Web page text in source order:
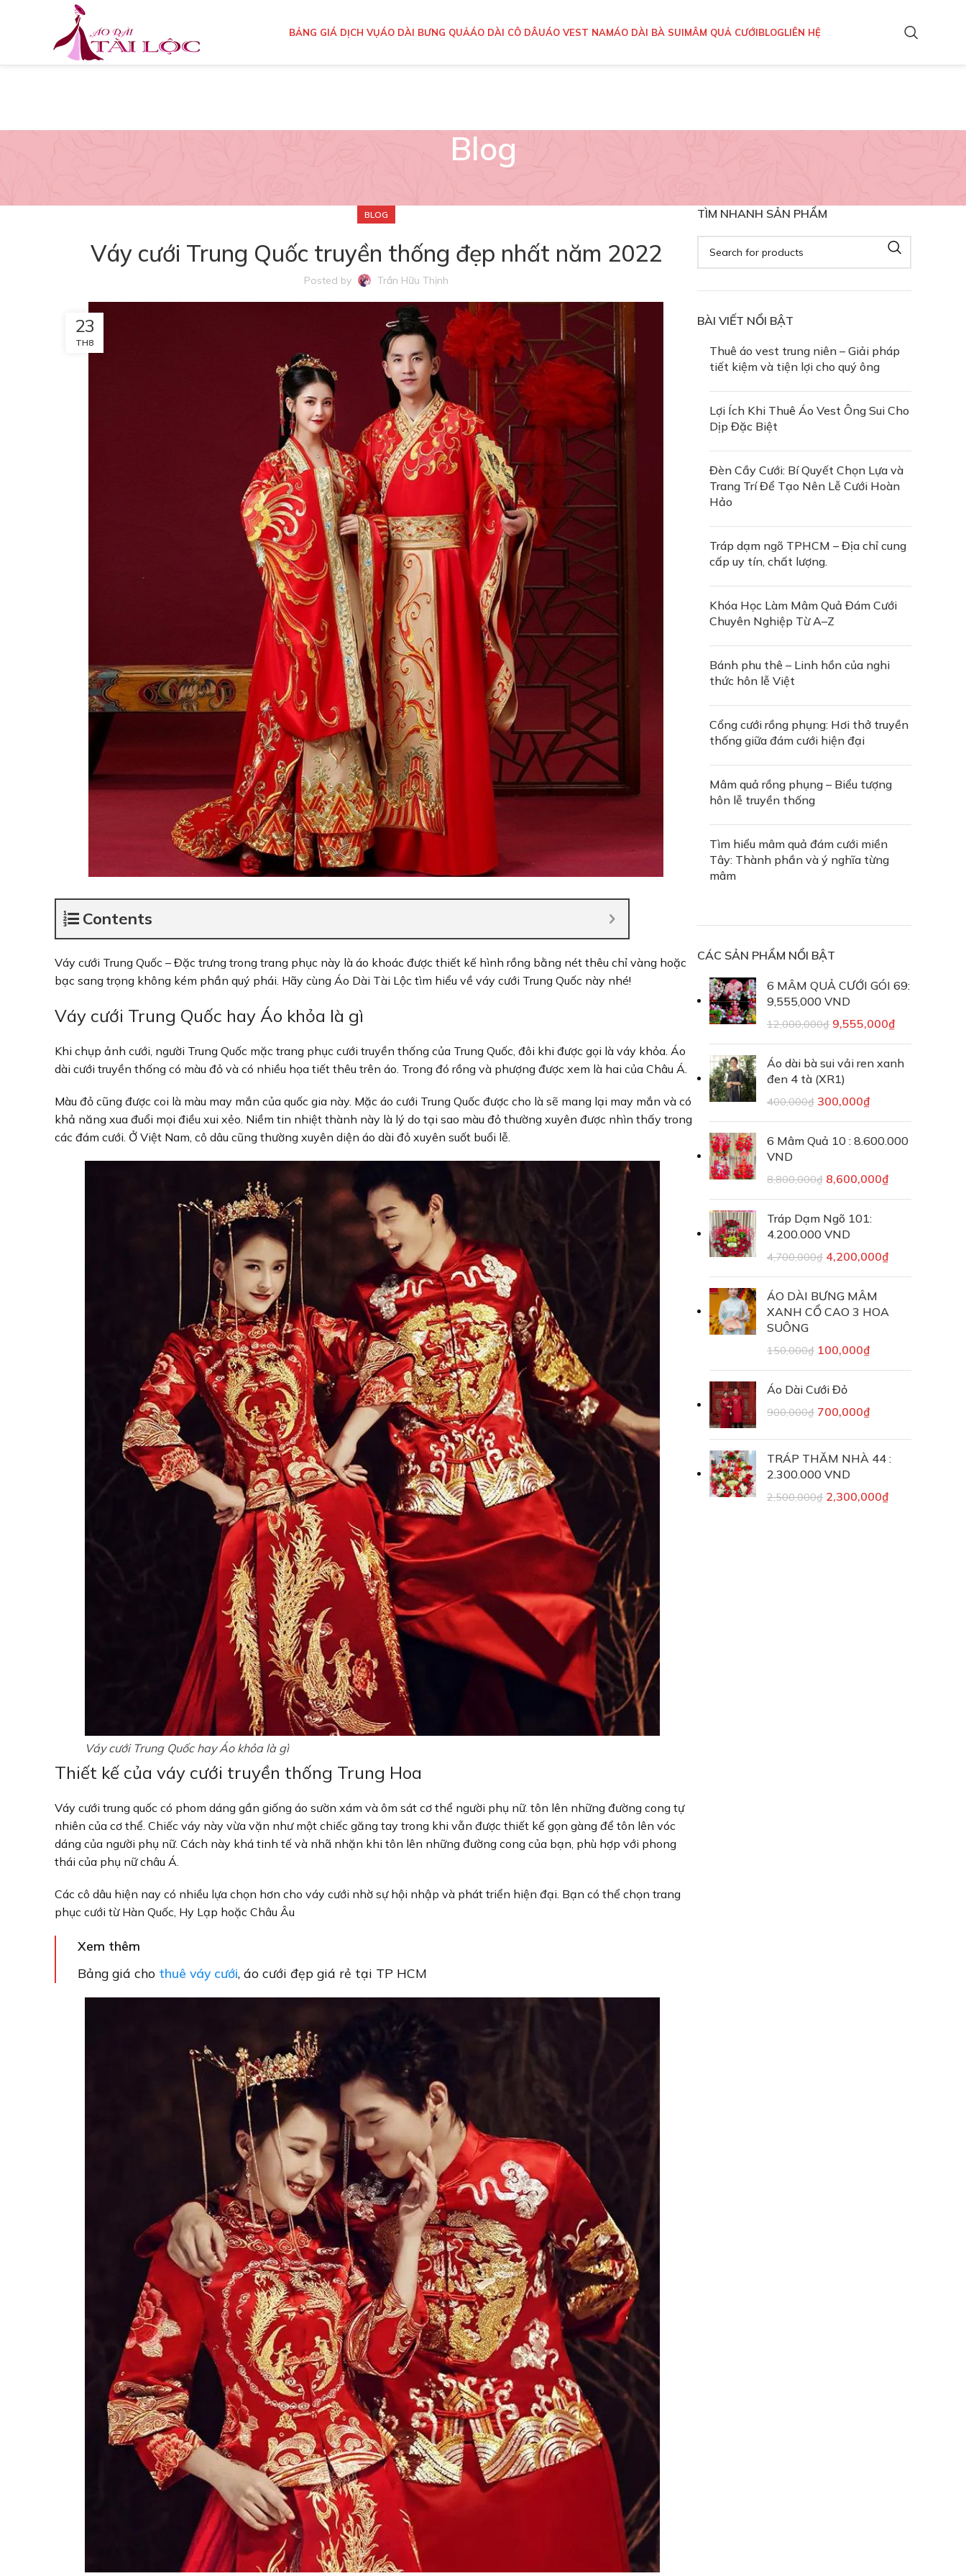
BẢNG GIÁ DỊCH VỤÁO DÀI BƯNG QUẢÁO DÀI CÔ DÂUÁO VEST NAMÁO DÀI BÀ SUIMÂM QUẢ CƯỚIBLOGLIÊN HỆ
Blog
BLOG
Váy cưới Trung Quốc truyền thống đẹp nhất năm 2022
Posted by Trần Hữu Thịnh
23
TH8
Contents
Váy cưới Trung Quốc – Đặc trưng trong trang phục này là áo khoác được thiết kế hình rồng bằng nét thêu chỉ vàng hoặc
bạc sang trọng không kém phần quý phái. Hãy cùng Áo Dài Tài Lộc tìm hiểu về váy cưới Trung Quốc này nhé!
Váy cưới Trung Quốc hay Áo khỏa là gì
Khi chụp ảnh cưới, người Trung Quốc mặc trang phục cưới truyền thống của Trung Quốc, đôi khi được gọi là váy khỏa. Áo
dài cưới truyền thống có màu đỏ và có nhiều họa tiết thêu trên áo. Trong đó rồng và phượng được xem là hai của Châu Á.
Màu đỏ cũng được coi là màu may mắn của quốc gia này. Mặc áo cưới Trung Quốc được cho là sẽ mang lại may mắn và có
khả năng xua đuổi mọi điều xui xẻo. Niềm tin nhiệt thành này là lý do tại sao màu đỏ thường xuyên được nhìn thấy trong
các đám cưới. Ở Việt Nam, cô dâu cũng thường xuyên diện áo dài đỏ xuyên suốt buổi lễ.
Váy cưới Trung Quốc hay Áo khỏa là gì
Thiết kế của váy cưới truyền thống Trung Hoa
Váy cưới trung quốc có phom dáng gần giống áo sườn xám và ôm sát cơ thể người phụ nữ. tôn lên những đường cong tự
nhiên của cơ thể. Chiếc váy này vừa vặn như một chiếc găng tay trong khi vẫn được thiết kế gọn gàng để tôn lên vóc
dáng của người phụ nữ. Cách này khá tinh tế và nhã nhặn khi tôn lên những đường cong của bạn, phù hợp với phong
thái của phụ nữ châu Á.
Các cô dâu hiện nay có nhiều lựa chọn hơn cho váy cưới nhờ sự hội nhập và phát triển hiện đại. Bạn có thể chọn trang
phục cưới từ Hàn Quốc, Hy Lạp hoặc Châu Âu
Xem thêm
Bảng giá cho thuê váy cưới, áo cưới đẹp giá rẻ tại TP HCM
TÌM NHANH SẢN PHẨM
BÀI VIẾT NỔI BẬT
Thuê áo vest trung niên – Giải pháp
tiết kiệm và tiện lợi cho quý ông
Lợi Ích Khi Thuê Áo Vest Ông Sui Cho
Dịp Đặc Biệt
Đèn Cầy Cưới: Bí Quyết Chọn Lựa và
Trang Trí Để Tạo Nên Lễ Cưới Hoàn
Hảo
Tráp dạm ngõ TPHCM – Địa chỉ cung
cấp uy tín, chất lượng.
Khóa Học Làm Mâm Quả Đám Cưới
Chuyên Nghiệp Từ A–Z
Bánh phu thê – Linh hồn của nghi
thức hôn lễ Việt
Cổng cưới rồng phụng: Hơi thở truyền
thống giữa đám cưới hiện đại
Mâm quả rồng phụng – Biểu tượng
hôn lễ truyền thống
Tìm hiểu mâm quả đám cưới miền
Tây: Thành phần và ý nghĩa từng
mâm
CÁC SẢN PHẨM NỔI BẬT
6 MÂM QUẢ CƯỚI GÓI 69:
9,555,000 VND
12,000,000₫ 9,555,000₫
Áo dài bà sui vải ren xanh
đen 4 tà (XR1)
400,000₫ 300,000₫
6 Mâm Quả 10 : 8.600.000
VND
8,800,000₫ 8,600,000₫
Tráp Dạm Ngõ 101:
4.200.000 VND
4,700,000₫ 4,200,000₫
ÁO DÀI BƯNG MÂM
XANH CỔ CAO 3 HOA
SUÔNG
150,000₫ 100,000₫
Áo Dài Cưới Đỏ
900,000₫ 700,000₫
TRÁP THĂM NHÀ 44 :
2.300.000 VND
2,500,000₫ 2,300,000₫